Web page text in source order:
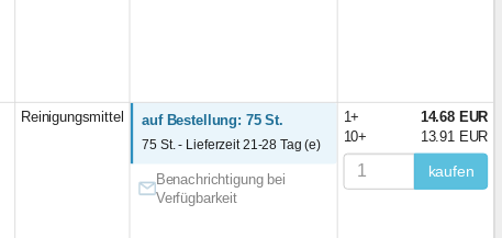
Reinigungsmittel auf Bestellung: 75 St.
75 St. - Lieferzeit 21-28 Tag (e)
Benachrichtigung bei
Verfügbarkeit
1+
14.68 EUR
10+
13.91 EUR
kaufen